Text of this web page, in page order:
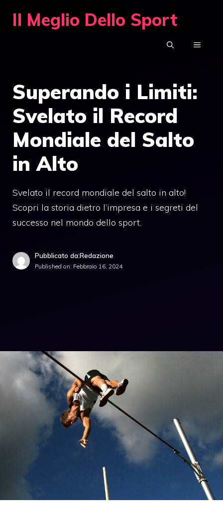
Il Meglio Dello Sport
MENU
Superando i Limiti:
Svelato il Record
Mondiale del Salto
in Alto
Svelato il record mondiale del salto in alto!
Scopri la storia dietro l’impresa e i segreti del
successo nel mondo dello sport.
Pubblicato da:Redazione
Published on: Febbraio 16, 2024